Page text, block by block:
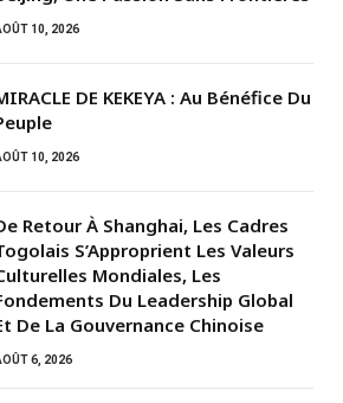
10, 2026
DE KEKEYA : Au Bénéfice Du
10, 2026
Retour À Shanghai, Les Cadres
S’Approprient Les Valeurs
Mondiales, Les
Du Leadership Global
De La Gouvernance Chinoise
6, 2026